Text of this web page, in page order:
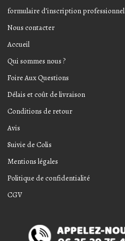
formulaire d’inscription professionnel
Nous contacter
Accueil
Qui sommes nous ?
Foire Aux Questions
Délais et coût de livraison
Conditions de retour
Avis
Suivie de Colis
Mentions légales
Politique de confidentialité
CGV